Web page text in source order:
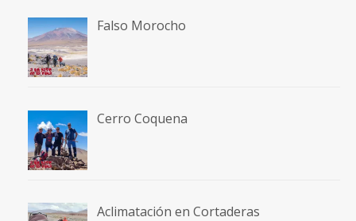
Falso Morocho
Cerro Coquena
Aclimatación en Cortaderas